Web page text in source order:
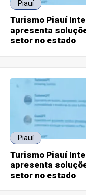
Piauí
Turismo Piauí
apresenta
setor no estado
Piauí
Turismo Piauí
apresenta
setor no estado